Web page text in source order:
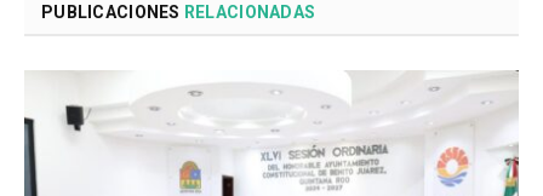
PUBLICACIONES RELACIONADAS